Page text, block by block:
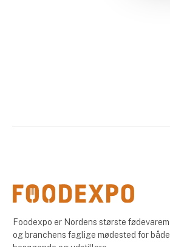
Foodexpo er Nordens største
og branchens faglige mødested for både